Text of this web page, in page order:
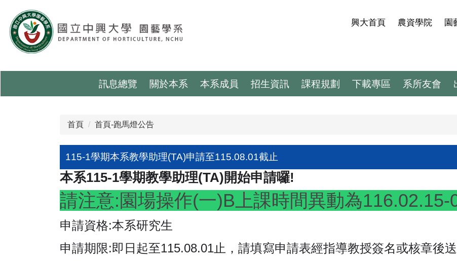
到
主
要
興大首頁 農資學院 園
訊息總覽 關於本系 本系成員 招生資訊 課程規劃 下載專區 系所友會
首頁 首頁-跑馬燈公告
115-1學期本系教學助理(TA)申請至115.08.01截止
本系115-1學期教學助理(TA)開始申請囉!
請注意:園場操作(一)B上課時間異動為116.02.15-
申請資格:本系研究生
申請期限:即日起至115.08.01止，請填寫申請表經指導教授簽名或核章後